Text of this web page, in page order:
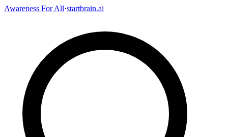
Awareness For All·startbrain.ai